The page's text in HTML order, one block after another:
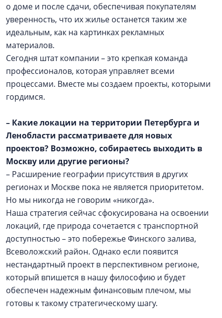
о доме и после сдачи, обеспечивая покупателям
уверенность, что их жилье останется таким же
идеальным, как на картинках рекламных
материалов.
Сегодня штат компании – это крепкая команда
профессионалов, которая управляет всеми
процессами. Вместе мы создаем проекты, которыми
гордимся.
– Какие локации на территории Петербурга и
Ленобласти рассматриваете для новых
проектов? Возможно, собираетесь выходить в
Москву или другие регионы?
– Расширение географии присутствия в других
регионах и Москве пока не является приоритетом.
Но мы никогда не говорим «никогда».
Наша стратегия сейчас сфокусирована на освоении
локаций, где природа сочетается с транспортной
доступностью – это побережье Финского залива,
Всеволожский район. Однако если появится
нестандартный проект в перспективном регионе,
который впишется в нашу философию и будет
обеспечен надежным финансовым плечом, мы
готовы к такому стратегическому шагу.